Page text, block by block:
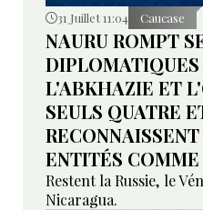
31 Juillet 11:04 Caucase
NAURU ROMPT
DIPLOMATIQUES
L'ABKHAZIE ET
SEULS QUATRE
ENTITÉS
Restent la Russie, le
Nicaragua.